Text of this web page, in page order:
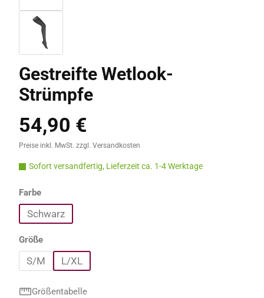
Gestreifte Wetlook-
Strümpfe
Regulärer Preis:
54,90 €
Preise inkl. MwSt. zzgl. Versandkosten
Sofort versandfertig, Lieferzeit ca. 1-4 Werktage
Farbeauswählen
Schwarz
Größeauswählen
S/M L/XL
Größentabelle